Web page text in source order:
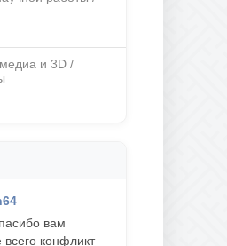
и 3D /
вам
конфликт